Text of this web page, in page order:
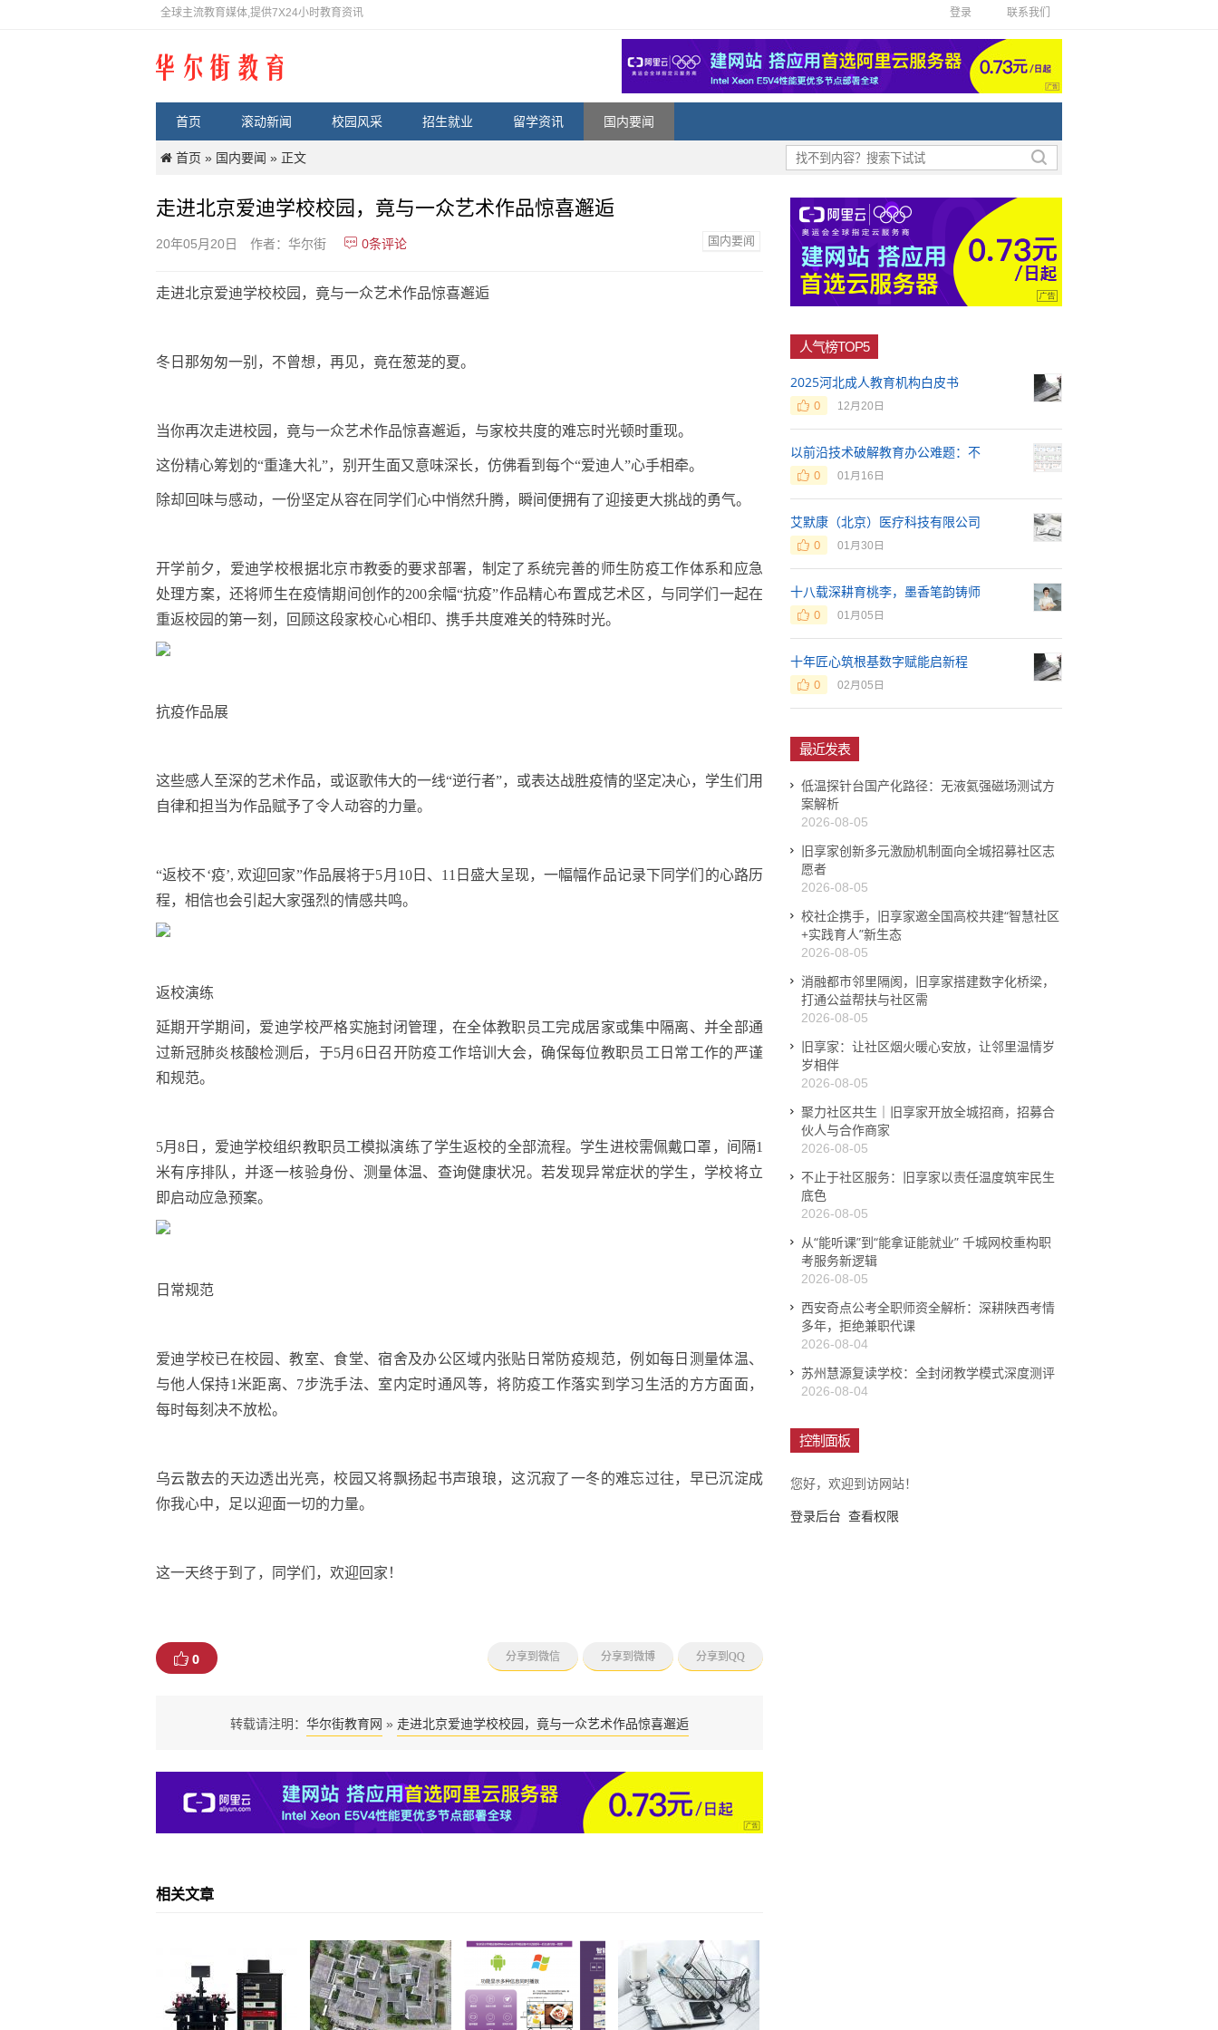
全球主流教育媒体,提供7X24小时教育资讯 登录 联系我们
首页 滚动新闻 校园风采 招生就业 留学资讯 国内要闻
首页 » 国内要闻 » 正文
走进北京爱迪学校校园，竟与一众艺术作品惊喜邂逅
20年05月20日 作者：华尔街 0条评论 国内要闻
走进北京爱迪学校校园，竟与一众艺术作品惊喜邂逅
冬日那匆匆一别，不曾想，再见，竟在葱茏的夏。
当你再次走进校园，竟与一众艺术作品惊喜邂逅，与家校共度的难忘时光顿时重现。
这份精心筹划的“重逢大礼”，别开生面又意味深长，仿佛看到每个“爱迪人”心手相牵。
除却回味与感动，一份坚定从容在同学们心中悄然升腾，瞬间便拥有了迎接更大挑战的勇气。
开学前夕，爱迪学校根据北京市教委的要求部署，制定了系统完善的师生防疫工作体系和应急
处理方案，还将师生在疫情期间创作的200余幅“抗疫”作品精心布置成艺术区，与同学们一起在
重返校园的第一刻，回顾这段家校心心相印、携手共度难关的特殊时光。
抗疫作品展
这些感人至深的艺术作品，或讴歌伟大的一线“逆行者”，或表达战胜疫情的坚定决心，学生们用
自律和担当为作品赋予了令人动容的力量。
“返校不‘疫’, 欢迎回家”作品展将于5月10日、11日盛大呈现，一幅幅作品记录下同学们的心路历
程，相信也会引起大家强烈的情感共鸣。
返校演练
延期开学期间，爱迪学校严格实施封闭管理，在全体教职员工完成居家或集中隔离、并全部通
过新冠肺炎核酸检测后，于5月6日召开防疫工作培训大会，确保每位教职员工日常工作的严谨
和规范。
5月8日，爱迪学校组织教职员工模拟演练了学生返校的全部流程。学生进校需佩戴口罩，间隔1
米有序排队，并逐一核验身份、测量体温、查询健康状况。若发现异常症状的学生，学校将立
即启动应急预案。
日常规范
爱迪学校已在校园、教室、食堂、宿舍及办公区域内张贴日常防疫规范，例如每日测量体温、
与他人保持1米距离、7步洗手法、室内定时通风等，将防疫工作落实到学习生活的方方面面，
每时每刻决不放松。
乌云散去的天边透出光亮，校园又将飘扬起书声琅琅，这沉寂了一冬的难忘过往，早已沉淀成
你我心中，足以迎面一切的力量。
这一天终于到了，同学们，欢迎回家！
0 分享到微信 分享到微博 分享到QQ
转载请注明： 华尔街教育网 » 走进北京爱迪学校校园，竟与一众艺术作品惊喜邂逅
相关文章
人气榜TOP5
2025河北成人教育机构白皮书
0 12月20日
以前沿技术破解教育办公难题：不
0 01月16日
艾默康（北京）医疗科技有限公司
0 01月30日
十八载深耕育桃李，墨香笔韵铸师
0 01月05日
十年匠心筑根基数字赋能启新程
0 02月05日
最近发表
低温探针台国产化路径：无液氦强磁场测试方
案解析
2026-08-05
旧享家创新多元激励机制面向全城招募社区志
愿者
2026-08-05
校社企携手，旧享家邀全国高校共建“智慧社区
+实践育人”新生态
2026-08-05
消融都市邻里隔阂，旧享家搭建数字化桥梁，
打通公益帮扶与社区需
2026-08-05
旧享家：让社区烟火暖心安放，让邻里温情岁
岁相伴
2026-08-05
聚力社区共生｜旧享家开放全城招商，招募合
伙人与合作商家
2026-08-05
不止于社区服务：旧享家以责任温度筑牢民生
底色
2026-08-05
从“能听课”到“能拿证能就业” 千城网校重构职
考服务新逻辑
2026-08-05
西安奇点公考全职师资全解析：深耕陕西考情
多年，拒绝兼职代课
2026-08-04
苏州慧源复读学校：全封闭教学模式深度测评
2026-08-04
控制面板
您好，欢迎到访网站！
登录后台 查看权限